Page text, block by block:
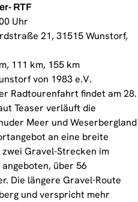
RTF
Uhr
21, 31515 Wunstorf,
111 km, 155 km
von 1983 e.V.
Radtourenfahrt findet am 28.
Teaser verläuft die
Meer und Weserbergland
an eine breite
Gravel-Strecken im
über 56
Die längere Gravel-Route
und verspricht mehr